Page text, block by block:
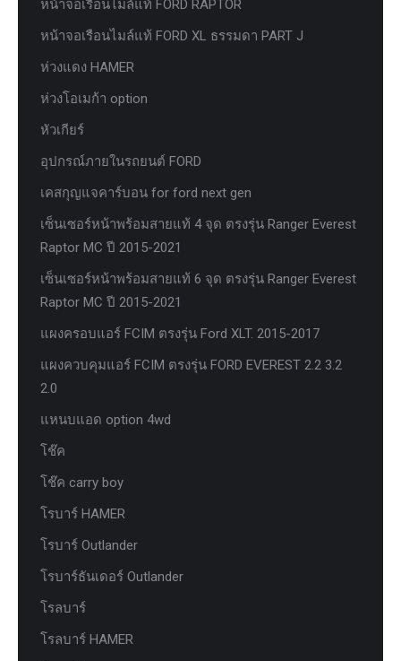
หน้าจอเรือนไมล์แท้ FORD RAPTOR
หน้าจอเรือนไมล์แท้ FORD XL ธรรมดา PART J
ห่วงแดง HAMER
ห่วงโอเมก้า option
หัวเกียร์
อุปกรณ์ภายในรถยนต์ FORD
เคสกุญแจคาร์บอน for ford next gen
เซ็นเซอร์หน้าพร้อมสายแท้ 4 จุด ตรงรุ่น Ranger Everest
Raptor MC ปี 2015-2021
เซ็นเซอร์หน้าพร้อมสายแท้ 6 จุด ตรงรุ่น Ranger Everest
Raptor MC ปี 2015-2021
แผงครอบแอร์ FCIM ตรงรุ่น Ford XLT. 2015-2017
แผงควบคุมแอร์ FCIM ตรงรุ่น FORD EVEREST 2.2 3.2
2.0
แหนบแอด option 4wd
โช๊ค
โช๊ค carry boy
โรบาร์ HAMER
โรบาร์ Outlander
โรบาร์ธันเดอร์ Outlander
โรลบาร์
โรลบาร์ HAMER